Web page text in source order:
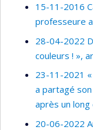
15-11-2016
professeure
28-04-2022
couleurs ! »,
23-11-2021
a partagé
après un
20-06-2022